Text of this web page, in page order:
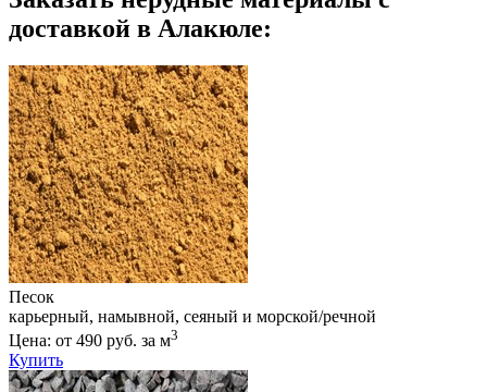
доставкой в Алакюле:
Песок
карьерный, намывной, сеяный и морской/речной
Цена: от 490 руб. за м3
Купить